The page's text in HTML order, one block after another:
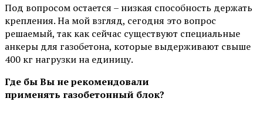
Под вопросом остается – низкая способность держать
крепления. На мой взгляд, сегодня это вопрос
решаемый, так как сейчас существуют специальные
анкеры для газобетона, которые выдерживают свыше
400 кг нагрузки на единицу.
Где бы Вы не рекомендовали
применять газобетонный блок?